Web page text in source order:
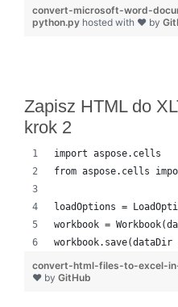
convert-microsoft-word-
python.py hosted with ❤ by
Zapisz HTML do
krok 2
import aspose.cells
from aspose.cells
loadOptions =
workbook =
convert-html-files-to-excel-
❤ by GitHub